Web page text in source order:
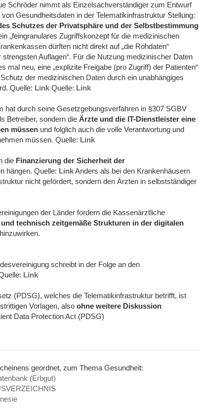
Schröder nimmt als Einzelsachverständiger zum Entwurf
Gesundheitsdaten in der Telematikinfrastruktur Stellung:
Schutzes der Privatsphäre und der Selbstbestimmung
„feingranulares Zugriffskonzept für die medizinischen
dürften nicht direkt auf „die Rohdaten“
Auflagen“. Für die Nutzung medizinischer Daten
mal neu, eine „explizite Freigabe (pro Zugriff) der Patienten“
der medizinischen Daten durch ein unabhängiges
Quelle: Link Quelle: Link
hat durch seine Gesetzgebungsverfahren in §307 SGBV
Betreiber, sondern die Ärzte und die IT-Dienstleister eine
müssen und folglich auch die volle Verantwortung und
müssen. Quelle: Link
die Finanzierung der Sicherheit der
hängen. Quelle: LinkAnders als bei den Krankenhäusern
nicht gefördert, sondern den Ärzten in selbstständiger
der Länder fordern die Kassenärztliche
technisch zeitgemäße Strukturen in der digitalen
hinzuwirken.
schreibt in der Folge an den
Link
(PDSG), welches die Telematikinfrastruktur betrifft, ist
Vorlagen, also ohne weitere Diskussion
Data Protection Act (PDSG)
geordnet, zum Thema Gesundheit:
(Erbgut)